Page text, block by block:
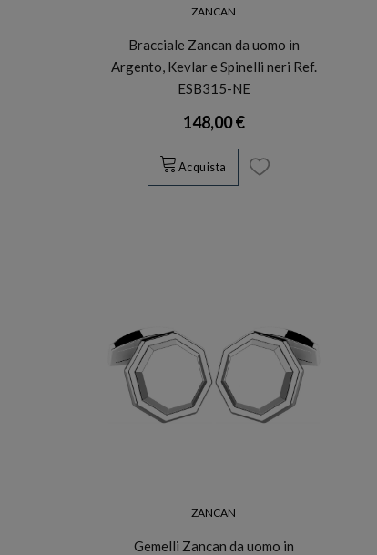
ZANCAN
Bracciale Zancan da uomo in
Argento, Kevlar e Spinelli neri Ref.
ESB315-NE
148,00 €
Acquista
ZANCAN
Gemelli Zancan da uomo in